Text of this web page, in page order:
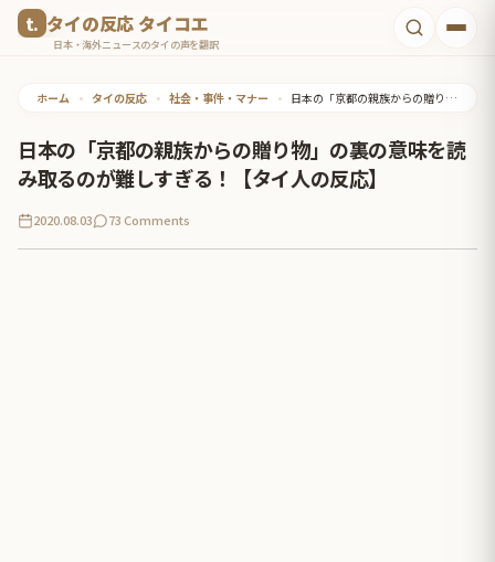
タイの反応 タイコエ
日本・海外ニュースのタイの声を翻訳
ホーム • タイの反応 • 社会・事件・マナー • 日本の「京都の親族からの贈り物」の裏の意味を読み取るのが難しすぎる！【タイ人の反応】
日本の「京都の親族からの贈り物」の裏の意味を読
み取るのが難しすぎる！【タイ人の反応】
2020.08.03 73 Comments